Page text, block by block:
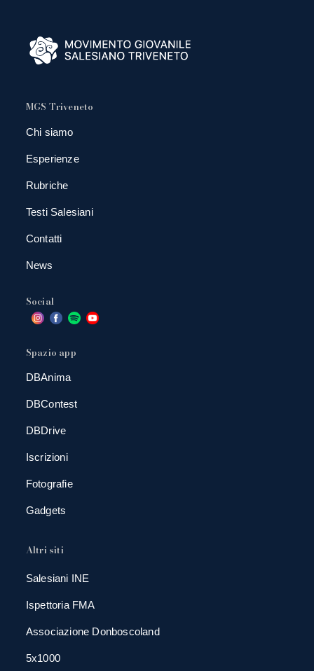
MGS Triveneto
Chi siamo
Esperienze
Rubriche
Testi Salesiani
Contatti
News
Social
Spazio app
DBAnima
DBContest
DBDrive
Iscrizioni
Fotografie
Gadgets
Altri siti
Salesiani INE
Ispettoria FMA
Associazione Donboscoland
5x1000